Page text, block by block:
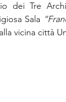
dei Tre
Sala
vicina città